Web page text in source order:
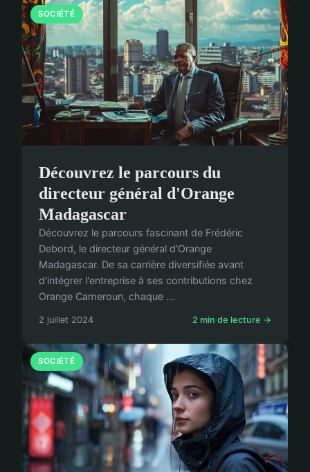
SOCIÉTÉ
Découvrez le parcours du
directeur général d'Orange
Madagascar
Découvrez le parcours fascinant de Frédéric
Debord, le directeur général d'Orange
Madagascar. De sa carrière diversifiée avant
d'intégrer l'entreprise à ses contributions chez
Orange Cameroun, chaque ...
2 juillet 2024 2 min de lecture →
SOCIÉTÉ